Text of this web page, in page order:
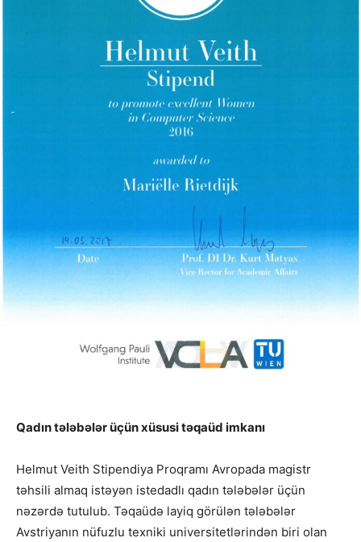
Qadın tələbələr üçün xüsusi təqaüd imkanı
Helmut Veith Stipendiya Proqramı Avropada magistr
təhsili almaq istəyən istedadlı qadın tələbələr üçün
nəzərdə tutulub. Təqaüdə layiq görülən tələbələr
Avstriyanın nüfuzlu texniki universitetlərindən biri olan